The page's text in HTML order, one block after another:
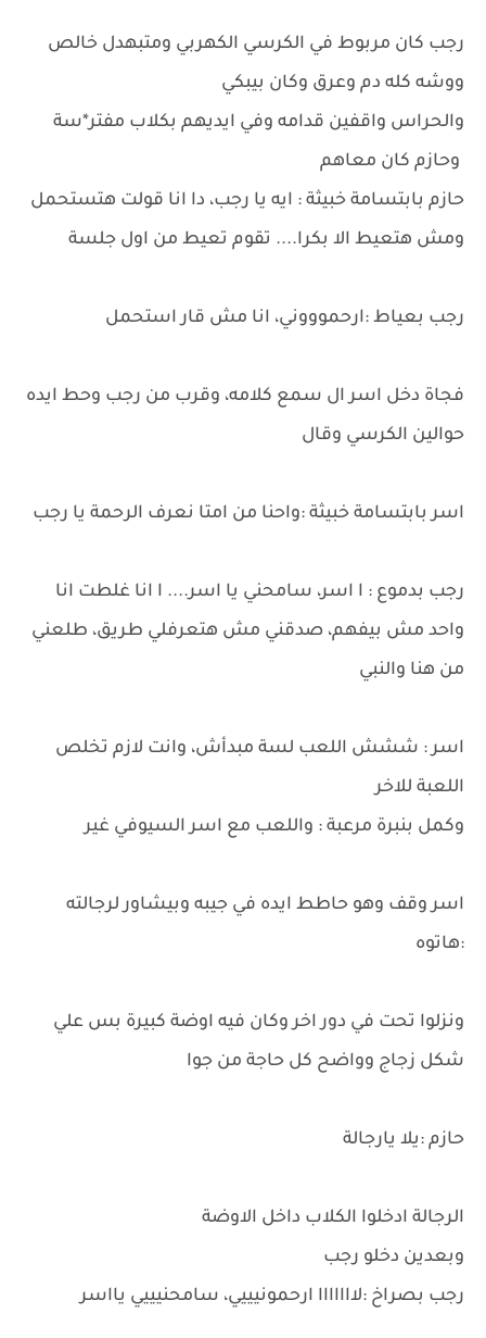
رجب كان مربوط في الكرسي الكهربي ومتبهدل خالص
ووشه كله دم وعرق وكان بيبكي
والحراس واقفين قدامه وفي ايديهم بكلاب مفتر*سة
وحازم كان معاهم
حازم بابتسامة خبيثة : ايه يا رجب، دا انا قولت هتستحمل
ومش هتعيط الا بكرا.... تقوم تعيط من اول جلسة
رجب بعياط :ارحموووني، انا مش قار استحمل
فجاة دخل اسر ال سمع كلامه، وقرب من رجب وحط ايده
حوالين الكرسي وقال
اسر بابتسامة خبيثة :واحنا من امتا نعرف الرحمة يا رجب
رجب بدموع : ا اسر، سامحني يا اسر.... ا انا غلطت انا
واحد مش بيفهم، صدقني مش هتعرفلي طريق، طلعني
من هنا والنبي
اسر : ششش اللعب لسة مبدأش، وانت لازم تخلص
اللعبة للاخر
وكمل بنبرة مرعبة : واللعب مع اسر السيوفي غير
اسر وقف وهو حاطط ايده في جيبه وبيشاور لرجالته
:هاتوه
ونزلوا تحت في دور اخر وكان فيه اوضة كبيرة بس علي
شكل زجاج وواضح كل حاجة من جوا
حازم :يلا يارجالة
الرجالة ادخلوا الكلاب داخل الاوضة
وبعدين دخلو رجب
رجب بصراخ :لااااااا ارحمونيييي، سامحنيييي يااسر